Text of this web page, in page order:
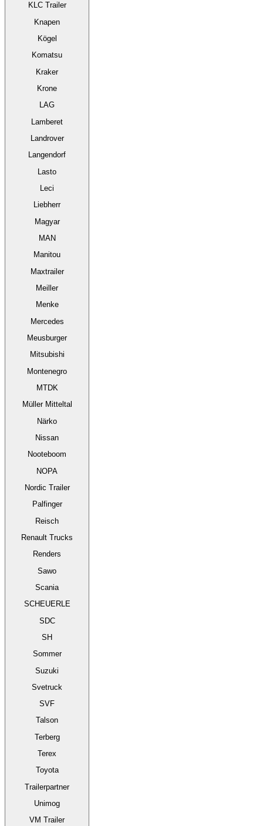
KLC Trailer
Knapen
Kögel
Komatsu
Kraker
Krone
LAG
Lamberet
Landrover
Langendorf
Lasto
Leci
Liebherr
Magyar
MAN
Manitou
Maxtrailer
Meiller
Menke
Mercedes
Meusburger
Mitsubishi
Montenegro
MTDK
Müller Mitteltal
Närko
Nissan
Nooteboom
NOPA
Nordic Trailer
Palfinger
Reisch
Renault Trucks
Renders
Sawo
Scania
SCHEUERLE
SDC
SH
Sommer
Suzuki
Svetruck
SVF
Talson
Terberg
Terex
Toyota
Trailerpartner
Unimog
VM Trailer